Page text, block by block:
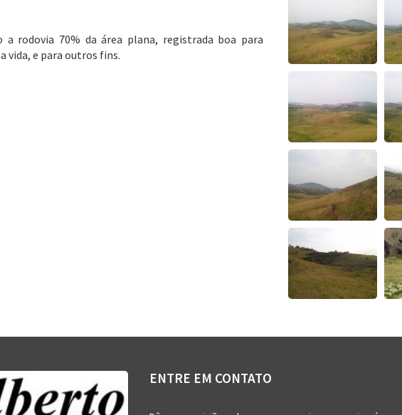
a rodovia 70% da área plana, registrada boa para
vida, e para outros fins.
ENTRE EM CONTATO